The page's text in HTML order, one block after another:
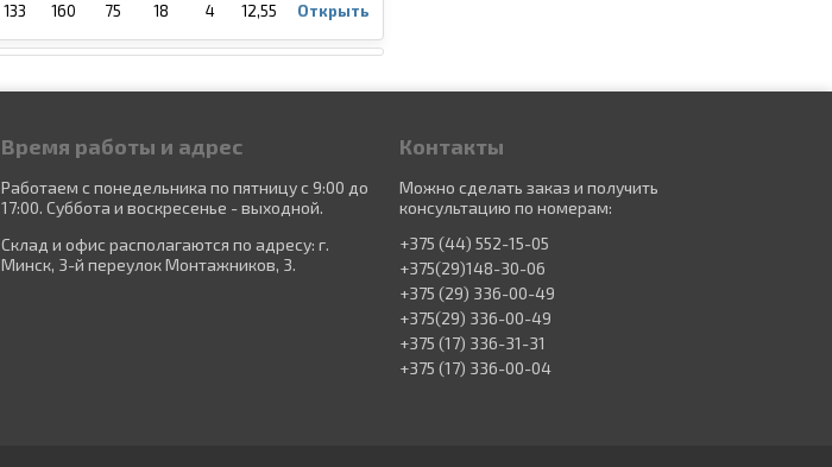
133 160 75 18 4 12,55 Открыть
Время работы и адрес
Работаем с понедельника по пятницу с 9:00 до
17:00. Суббота и воскресенье - выходной.
Склад и офис располагаются по адресу: г.
Минск, 3-й переулок Монтажников, 3.
Контакты
Можно сделать заказ и получить
консультацию по номерам:
+375 (44) 552-15-05
+375(29)148-30-06
+375 (29) 336-00-49
+375(29) 336-00-49
+375 (17) 336-31-31
+375 (17) 336-00-04